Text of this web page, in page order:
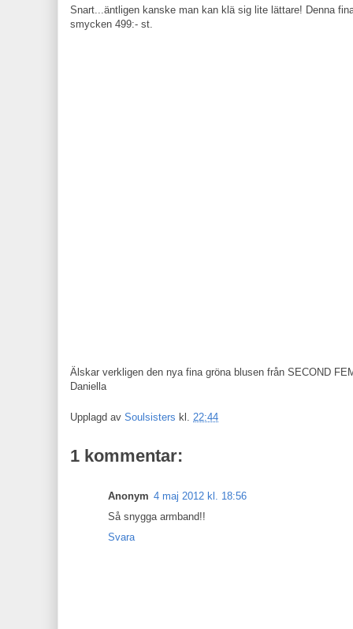
Snart...äntligen kanske man kan klä sig lite lättare! Denna
smycken 499:- st.
Älskar verkligen den nya fina gröna blusen från SECOND
Daniella
Upplagd av Soulsisters kl. 22:44
1 kommentar:
Anonym 4 maj 2012 kl. 18:56
Så snygga armband!!
Svara